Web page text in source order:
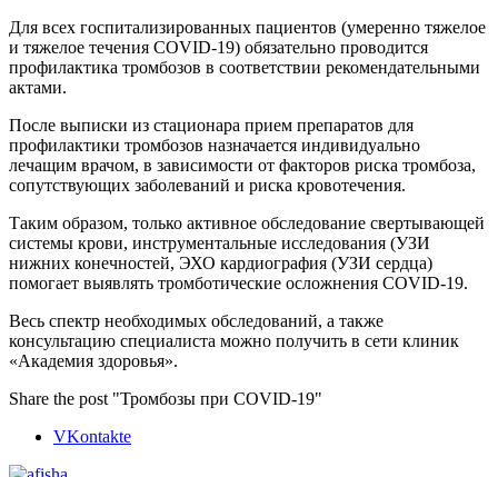
Для всех госпитализированных пациентов (умеренно тяжелое
и тяжелое течения COVID-19) обязательно проводится
профилактика тромбозов в соответствии рекомендательными
актами.
После выписки из стационара прием препаратов для
профилактики тромбозов назначается индивидуально
лечащим врачом, в зависимости от факторов риска тромбоза,
сопутствующих заболеваний и риска кровотечения.
Таким образом, только активное обследование свертывающей
системы крови, инструментальные исследования (УЗИ
нижних конечностей, ЭХО кардиография (УЗИ сердца)
помогает выявлять тромботические осложнения COVID-19.
Весь спектр необходимых обследований, а также
консультацию специалиста можно получить в сети клиник
«Академия здоровья».
Share the post "Тромбозы при COVID-19"
VKontakte